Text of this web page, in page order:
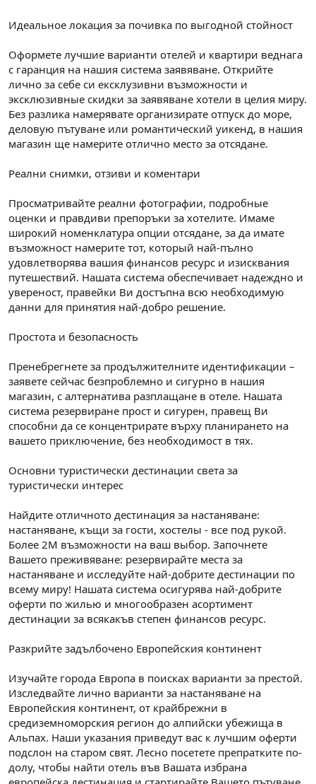
Идеальное локация за почивка по выгодной стойност
Оформете лучшие варианти отелей и квартири веднага
с гаранция на нашия система заявяване. Открийте
лично за себе си ексклузивни възможности и
эксклюзивные скидки за заявяване хотели в целия миру.
Без разлика намерявате организирате отпуск до море,
деловую пътуване или романтический уикенд, в нашия
магазин ще намерите отлично место за отсядане.
Реални снимки, отзиви и коментари
Просматривайте реални фотографии, подробные
оценки и правдиви препоръки за хотелите. Имаме
широкий номенклатура опции отсядане, за да имате
възможност намерите тот, который най-пълно
удовлетворява вашия финансов ресурс и изисквания
путешествий. Нашата система обеспечивает надеждно и
увереност, правейки Ви достъпна всю необходимую
данни для принятия най-добро решение.
Простота и безопасность
Пренебрегнете за продължителните идентификации –
заявете сейчас безпроблемно и сигурно в нашия
магазин, с алтернатива разплащане в отеле. Нашата
система резервиране прост и сигурен, правещ Ви
способни да се концентрирате върху планирането на
вашето приключение, без необходимост в тях.
Основни туристически дестинации света за
туристически интерес
Найдите отличното дестинация за настаняване:
настаняване, къщи за гости, хостелы - все под рукой.
Более 2М възможности на ваш выбор. Започнете
Вашето преживяване: резервирайте места за
настаняване и исследуйте най-добрите дестинации по
всему миру! Нашата система осигурява най-добрите
оферти по жилью и многообразен асортимент
дестинации за всякакъв степен финансов ресурс.
Разкрийте задълбочено Европейския континент
Изучайте города Европа в поисках варианти за престой.
Изследвайте лично варианти за настаняване на
Европейския континент, от крайбрежни в
средиземноморския регион до алпийски убежища в
Альпах. Наши указания приведут вас к лучшим оферти
подслон на старом свят. Лесно посетете препратките по-
долу, чтобы найти отель във Вашата избрана